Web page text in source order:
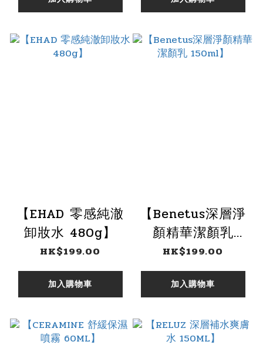
個)】 個)】
【EHAD 零感純澈
卸妝水 480g】
HK$199.00
加入購物車
【Benetus深層淨
顏精華潔顏乳
150ml】
HK$199.00
加入購物車